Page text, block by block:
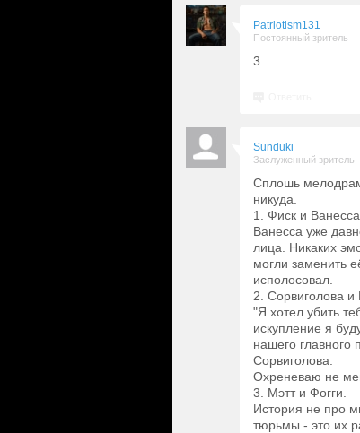
Patriotism131
Постоянный зритель
3
Sunduki
Заслуженный зритель
Сплошь
никуда.
1. Фиск и Ванесса.
Ванесса уже
лица. Никаких
могли заменить
исполосовал.
2. Сорвиголова и
"Я хотел убить
искупление я
нашего
Сорвиголова.
Охреневаю не
3. Мэтт и Фогги.
История не про
тюрьмы - это их